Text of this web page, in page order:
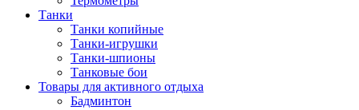
Танки
Танки копийные
Танки-игрушки
Танки-шпионы
Танковые бои
Товары для активного отдыха
Бадминтон